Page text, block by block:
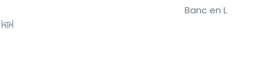
Banc en L